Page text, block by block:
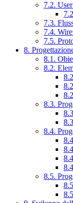
7.2.
7.3.
7.4.
7.5.
8.
8.1.
8.2.
8.3.
8.4.
8.5.